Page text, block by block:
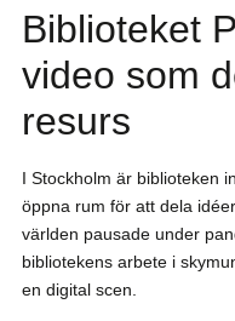
Biblioteket
video som
resurs
I Stockholm är biblioteken
öppna rum för att dela
världen pausade under
bibliotekens arbete i
en digital scen.